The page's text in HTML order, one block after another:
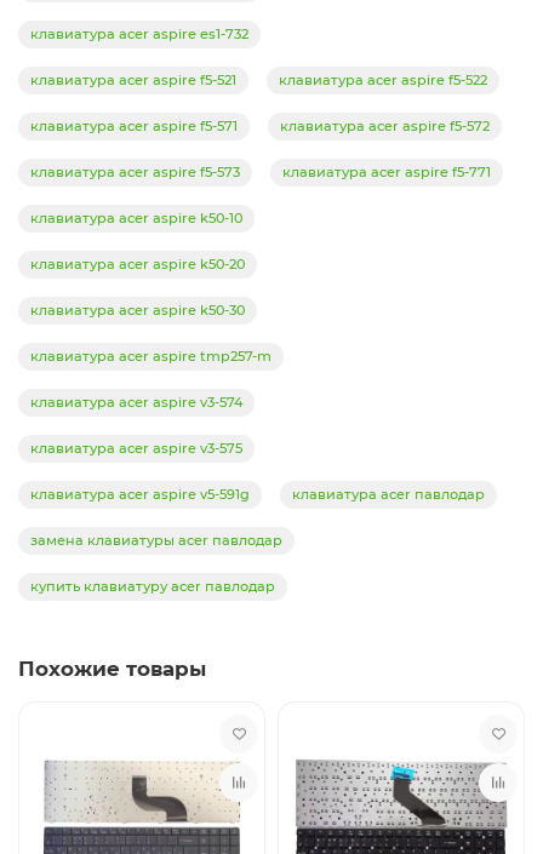
клавиатура acer aspire es1-732
клавиатура acer aspire f5-521 клавиатура acer aspire f5-522
клавиатура acer aspire f5-571 клавиатура acer aspire f5-572
клавиатура acer aspire f5-573 клавиатура acer aspire f5-771
клавиатура acer aspire k50-10
клавиатура acer aspire k50-20
клавиатура acer aspire k50-30
клавиатура acer aspire tmp257-m
клавиатура acer aspire v3-574
клавиатура acer aspire v3-575
клавиатура acer aspire v5-591g клавиатура acer павлодар
замена клавиатуры acer павлодар
купить клавиатуру acer павлодар
Похожие товары